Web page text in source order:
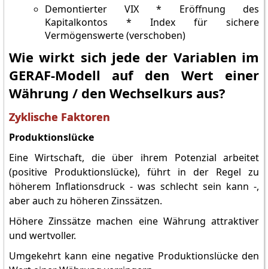
Demontierter VIX * Eröffnung des
Kapitalkontos * Index für sichere
Vermögenswerte (verschoben)
Wie wirkt sich jede der Variablen im
GERAF-Modell auf den Wert einer
Währung / den Wechselkurs aus?
Zyklische Faktoren
Produktionslücke
Eine Wirtschaft, die über ihrem Potenzial arbeitet
(positive Produktionslücke), führt in der Regel zu
höherem Inflationsdruck - was schlecht sein kann -,
aber auch zu höheren Zinssätzen.
Höhere Zinssätze machen eine Währung attraktiver
und wertvoller.
Umgekehrt kann eine negative Produktionslücke den